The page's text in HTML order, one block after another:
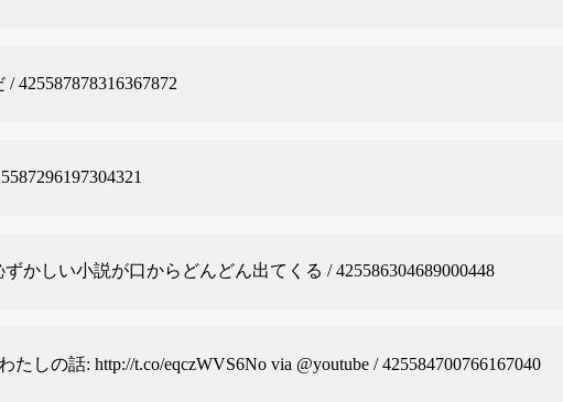
425587878316367872
かしい小説が口からどんどん出てくる / 425586304689000448
たしの話: http://t.co/eqczWVS6No via @youtube / 425584700766167040